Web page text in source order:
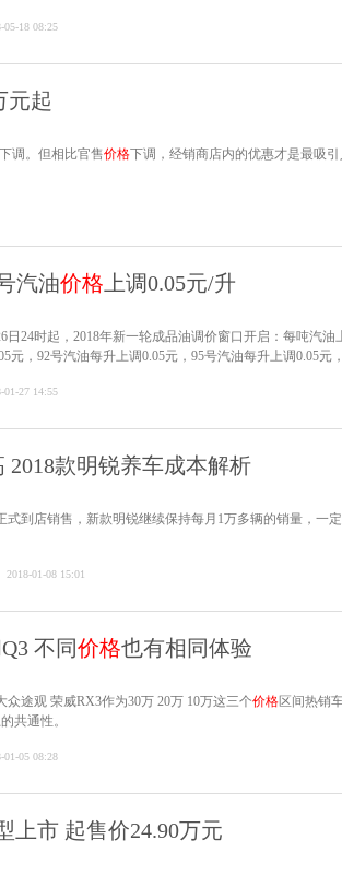
05-18 08:25
元起
下调。但相比官售价格下调，经销商店内的优惠才是最吸引
汽油价格 上调0.05元/升
日24时起，2018年新一轮成品油调价窗口开启：每吨汽油
元，92号汽油每升上调0.05元，95号汽油每升上调0.05元
消息提振，国际油价振荡上行，达到2...
01-27 14:55
2018款明锐养车成本解析
式到店销售，新款明锐继续保持每月1万多辆的销量，一
2018-01-08 15:01
不同价格也有相同体验
途观 荣威RX3作为30万 20万 10万这三个价格区间热销
共通性。
01-05 08:28
上市 起售价24.90万元